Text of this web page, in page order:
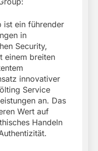
ist ein führender
in
Security,
einem breiten
innovativer
Service
an. Das
Wert auf
Handeln